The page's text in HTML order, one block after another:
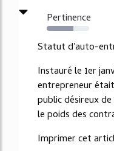
Pertinence
63%
Statut d'auto-
Instauré le 1er
entrepreneur
public désireux
le poids des
Imprimer cet